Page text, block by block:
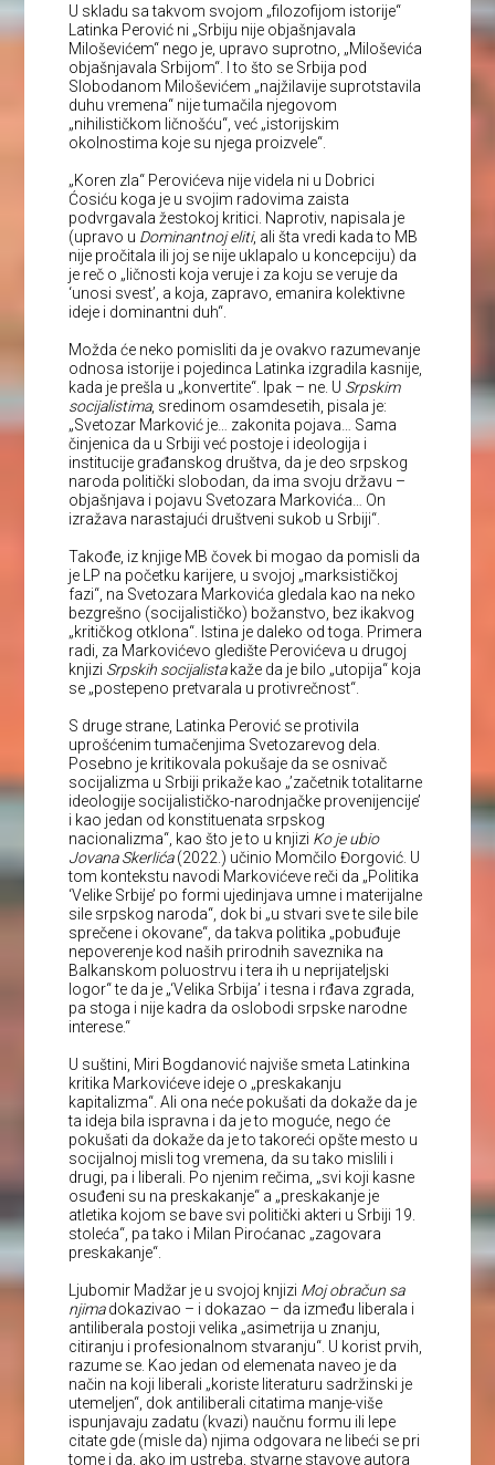
U skladu sa takvom svojom „filozofijom istorije“
Latinka Perović ni „Srbiju nije objašnjavala
Miloševićem“ nego je, upravo suprotno, „Miloševića
objašnjavala Srbijom“. I to što se Srbija pod
Slobodanom Miloševićem „najžilavije suprotstavila
duhu vremena“ nije tumačila njegovom
„nihilističkom ličnošću“, već „istorijskim
okolnostima koje su njega proizvele“.
„Koren zla“ Perovićeva nije videla ni u Dobrici
Ćosiću koga je u svojim radovima zaista
podvrgavala žestokoj kritici. Naprotiv, napisala je
(upravo u Dominantnoj eliti, ali šta vredi kada to MB
nije pročitala ili joj se nije uklapalo u koncepciju) da
je reč o „ličnosti koja veruje i za koju se veruje da
‘unosi svest’, a koja, zapravo, emanira kolektivne
ideje i dominantni duh“.
Možda će neko pomisliti da je ovakvo razumevanje
odnosa istorije i pojedinca Latinka izgradila kasnije,
kada je prešla u „konvertite“. Ipak – ne. U Srpskim
socijalistima, sredinom osamdesetih, pisala je:
„Svetozar Marković je… zakonita pojava… Sama
činjenica da u Srbiji već postoje i ideologija i
institucije građanskog društva, da je deo srpskog
naroda politički slobodan, da ima svoju državu –
objašnjava i pojavu Svetozara Markovića… On
izražava narastajući društveni sukob u Srbiji“.
Takođe, iz knjige MB čovek bi mogao da pomisli da
je LP na početku karijere, u svojoj „marksističkoj
fazi“, na Svetozara Markovića gledala kao na neko
bezgrešno (socijalističko) božanstvo, bez ikakvog
„kritičkog otklona“. Istina je daleko od toga. Primera
radi, za Markovićevo gledište Perovićeva u drugoj
knjizi Srpskih socijalistakaže da je bilo „utopija“ koja
se „postepeno pretvarala u protivrečnost“.
S druge strane, Latinka Perović se protivila
uprošćenim tumačenjima Svetozarevog dela.
Posebno je kritikovala pokušaje da se osnivač
socijalizma u Srbiji prikaže kao „’začetnik totalitarne
ideologije socijalističko-narodnjačke provenijencije’
i kao jedan od konstituenata srpskog
nacionalizma“, kao što je to u knjizi Ko je ubio
Jovana Skerlića(2022.) učinio Momčilo Đorgović. U
tom kontekstu navodi Markovićeve reči da „Politika
‘Velike Srbije’ po formi ujedinjava umne i materijalne
sile srpskog naroda“, dok bi „u stvari sve te sile bile
sprečene i okovane“, da takva politika „pobuđuje
nepoverenje kod naših prirodnih saveznika na
Balkanskom poluostrvu i tera ih u neprijateljski
logor“ te da je „‘Velika Srbija’ i tesna i rđava zgrada,
pa stoga i nije kadra da oslobodi srpske narodne
interese.“
U suštini, Miri Bogdanović najviše smeta Latinkina
kritika Markovićeve ideje o „preskakanju
kapitalizma“. Ali ona neće pokušati da dokaže da je
ta ideja bila ispravna i da je to moguće, nego će
pokušati da dokaže da je to takoreći opšte mesto u
socijalnoj misli tog vremena, da su tako mislili i
drugi, pa i liberali. Po njenim rečima, „svi koji kasne
osuđeni su na preskakanje“ a „preskakanje je
atletika kojom se bave svi politički akteri u Srbiji 19.
stoleća“, pa tako i Milan Piroćanac „zagovara
preskakanje“.
Ljubomir Madžar je u svojoj knjizi Moj obračun sa
njimadokazivao – i dokazao – da između liberala i
antiliberala postoji velika „asimetrija u znanju,
citiranju i profesionalnom stvaranju“. U korist prvih,
razume se. Kao jedan od elemenata naveo je da
način na koji liberali „koriste literaturu sadržinski je
utemeljen“, dok antiliberali citatima manje-više
ispunjavaju zadatu (kvazi) naučnu formu ili lepe
citate gde (misle da) njima odgovara ne libeći se pri
tome i da, ako im ustreba, stvarne stavove autora